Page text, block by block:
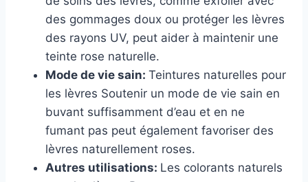
des gommages doux ou protéger les lèvres
des rayons UV, peut aider à maintenir une
teinte rose naturelle.
Mode de vie sain: Teintures naturelles pour
les lèvres Soutenir un mode de vie sain en
buvant suffisamment d’eau et en ne
fumant pas peut également favoriser des
lèvres naturellement roses.
Autres utilisations: Les colorants naturels